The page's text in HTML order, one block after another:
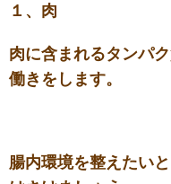
１、肉
肉に含まれるタンパ
働きをします。
腸内環境を整えたい